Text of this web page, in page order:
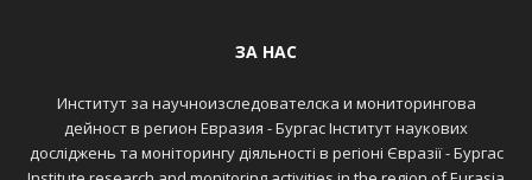
ЗА НАС
Институт за научноизследователска и мониторингова
дейност в регион Евразия - Бургас Інститут наукових
досліджень та моніторингу діяльності в регіоні Євразії - Бургас